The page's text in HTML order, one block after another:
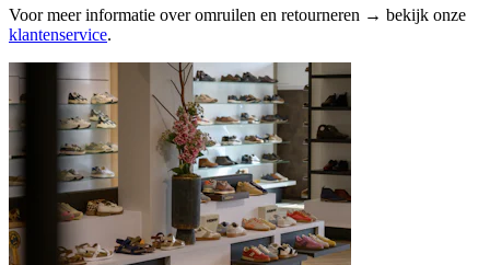
Voor meer informatie over omruilen en retourneren → bekijk onze
klantenservice.